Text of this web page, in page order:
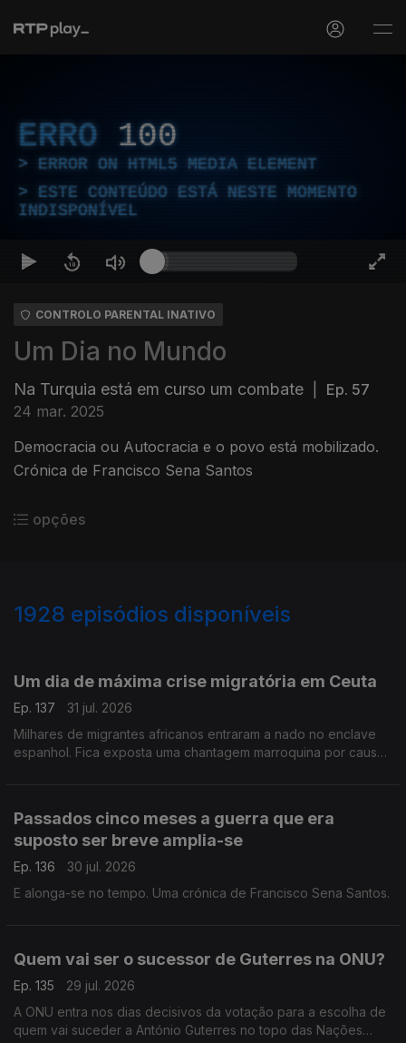
ERRO 100
ERROR ON HTML5 MEDIA ELEMENT
ESTE CONTEÚDO ESTÁ NESTE MOMENTO
INDISPONÍVEL
CONTROLO PARENTAL INATIVO
Um Dia no Mundo
Na Turquia está em curso um combate
Ep. 57
24 mar. 2025
Democracia ou Autocracia e o povo está mobilizado.
Crónica de Francisco Sena Santos
opções
1928 episódios disponíveis
Um dia de máxima crise migratória em Ceuta
Ep. 137
31 jul. 2026
Milhares de migrantes africanos entraram a nado no enclave
espanhol. Fica exposta uma chantagem marroquina por causa
Passados cinco meses a guerra que era
suposto ser breve amplia-se
Ep. 136
30 jul. 2026
E alonga-se no tempo. Uma crónica de Francisco Sena Santos.
Quem vai ser o sucessor de Guterres na ONU?
Ep. 135
29 jul. 2026
A ONU entra nos dias decisivos da votação para a escolha de
quem vai suceder a António Guterres no topo das Nações